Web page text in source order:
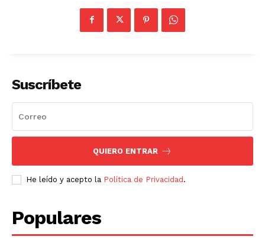
Suscríbete
QUIERO ENTRAR
He leído y acepto la Política de Privacidad.
Populares